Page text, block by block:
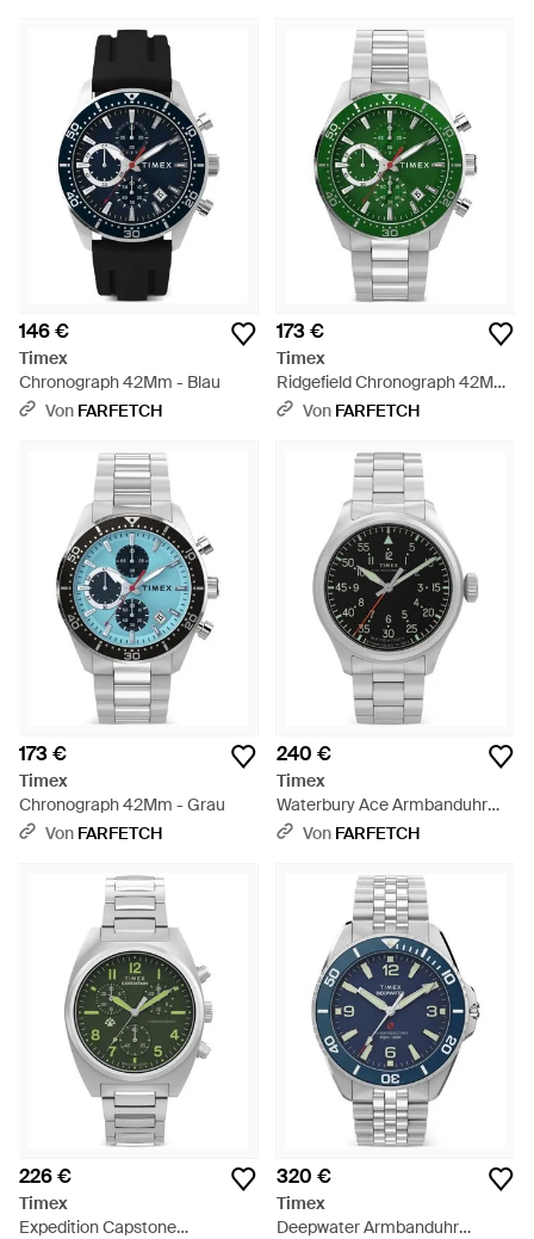
146 €
Timex
Chronograph 42Mm - Blau
Von FARFETCH
173 €
Timex
Ridgefield Chronograph 42Mm
- Grün
Von FARFETCH
173 €
Timex
Chronograph 42Mm - Grau
Von FARFETCH
240 €
Timex
Waterbury Ace Armbanduhr
41Mm - Grau
Von FARFETCH
226 €
Timex
Expedition Capstone
320 €
Timex
Deepwater Armbanduhr